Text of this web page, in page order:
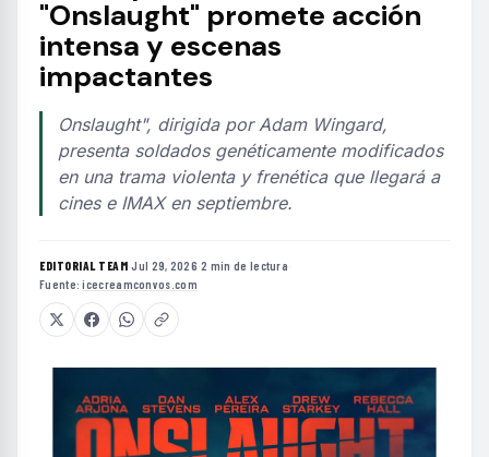
"Onslaught" promete acción
intensa y escenas
impactantes
Onslaught", dirigida por Adam Wingard,
presenta soldados genéticamente modificados
en una trama violenta y frenética que llegará a
cines e IMAX en septiembre.
EDITORIAL TEAM·Jul 29, 2026·2 min de lectura·
Fuente:icecreamconvos.com